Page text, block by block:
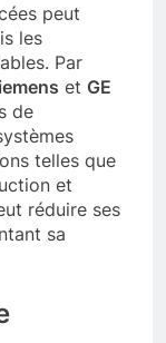
peut
les
Par
et GE
de
telles que
et
réduire ses
sa